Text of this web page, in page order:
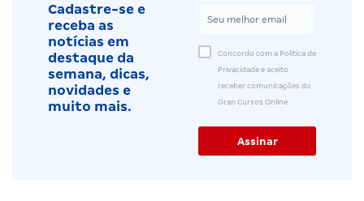
Cadastre-se e
receba as
notícias em
destaque da
semana, dicas,
novidades e
muito mais.
Concordo com a Política de
Privacidade e aceito
receber comunicações do
Gran Cursos Online.